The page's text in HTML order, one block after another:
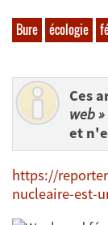
Bure écologie
Ces
web »
et
https://
nucleaire-est-